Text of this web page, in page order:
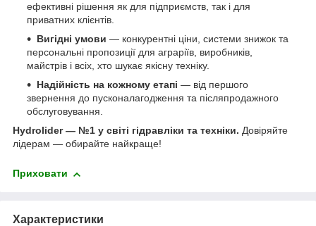
ефективні рішення як для підприємств, так і для
приватних клієнтів.
Вигідні умови — конкурентні ціни, системи знижок та
персональні пропозиції для аграріїв, виробників,
майстрів і всіх, хто шукає якісну техніку.
Надійність на кожному етапі — від першого
звернення до пусконалагодження та післяпродажного
обслуговування.
Hydrolider — №1 у світі гідравліки та техніки. Довіряйте
лідерам — обирайте найкраще!
Приховати
Характеристики